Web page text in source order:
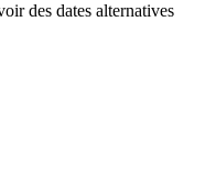
des dates alternatives